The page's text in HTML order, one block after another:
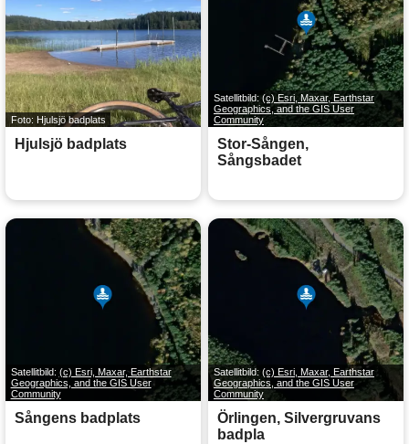
Foto: Hjulsjö badplats
Hjulsjö badplats
Satellitbild:(c) Esri, Maxar, Earthstar
Geographics, and the GIS User
Community
Stor-Sången,
Sångsbadet
Satellitbild: (c) Esri, Maxar, Earthstar
Geographics, and the GIS User
Community
Sångens badplats
Satellitbild:(c) Esri, Maxar, Earthstar
Geographics, and the GIS User
Community
Örlingen, Silvergruvans
badpla